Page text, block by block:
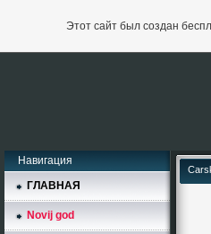
Навигация
ГЛАВНАЯ
Novij god
Этот сайт был создан